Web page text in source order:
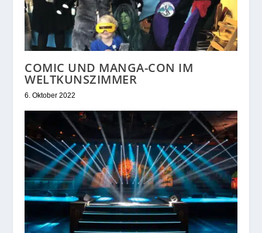
COMIC UND MANGA-CON IM
WELTKUNSZIMMER
6. Oktober 2022